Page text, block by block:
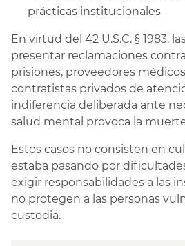
prácticas institucionales
En virtud del 42 U.S.C. § 1983,
presentar reclamaciones
prisiones, proveedores
contratistas privados de
indiferencia deliberada ante
salud mental provoca la
Estos casos no consisten en
estaba pasando por
exigir responsabilidades a las
no protegen a las personas
custodia.